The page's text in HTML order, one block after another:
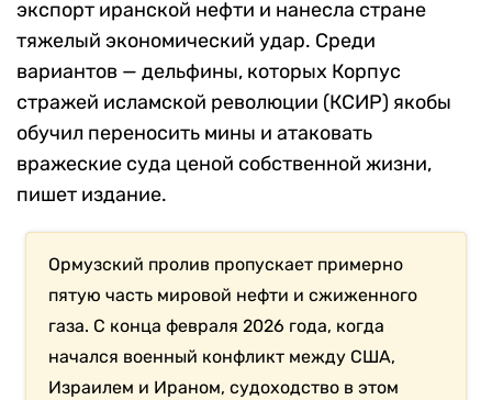
экспорт иранской нефти и нанесла стране
тяжелый экономический удар. Среди
вариантов — дельфины, которых Корпус
стражей исламской революции (КСИР) якобы
обучил переносить мины и атаковать
вражеские суда ценой собственной жизни,
пишет издание.
Ормузский пролив пропускает примерно
пятую часть мировой нефти и сжиженного
газа. С конца февраля 2026 года, когда
начался военный конфликт между США,
Израилем и Ираном, судоходство в этом